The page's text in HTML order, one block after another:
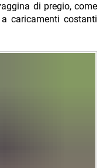
di pregio, come
caricamenti costanti